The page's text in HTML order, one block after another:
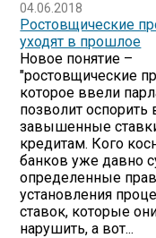
04.06.2018
Ростовщические
уходят в прошлое
Новое понятие –
"ростовщические
которое ввели
позволит оспорить
завышенные
кредитам. Кого
банков уже давно
определенные
установления
ставок, которые
нарушить, а вот...